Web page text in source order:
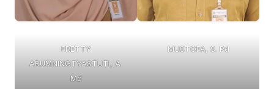
FRETTY
ARUMNINGTYASTUTI, A.
Md
MUSTOFA, S. Pd